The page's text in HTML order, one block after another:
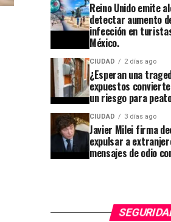
Reino Unido emite
detectar aumento
infección en
México.
CIUDAD 2 días ago
¿Esperan una
expuestos
un riesgo para
CIUDAD 3 días ago
Javier Milei firma
expulsar a
mensajes de odio
18 horas ago
Reconoce
la UG a
60
jubilados;
décadas
de
huella en
se
en